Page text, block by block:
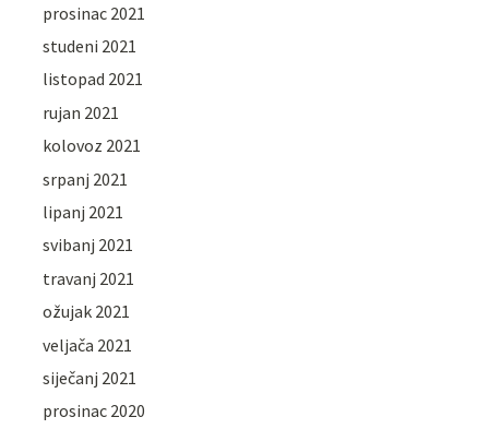
prosinac 2021
studeni 2021
listopad 2021
rujan 2021
kolovoz 2021
srpanj 2021
lipanj 2021
svibanj 2021
travanj 2021
ožujak 2021
veljača 2021
siječanj 2021
prosinac 2020